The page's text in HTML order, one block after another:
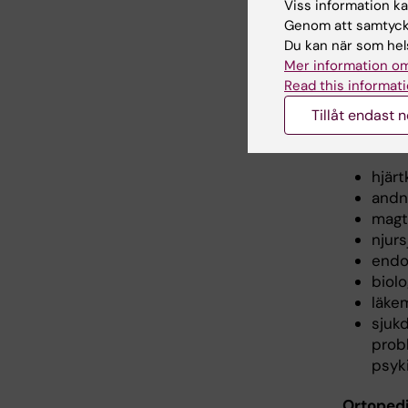
Viss information
Genom att
Du kan när som
Mer information
Read this
Tillåt endast